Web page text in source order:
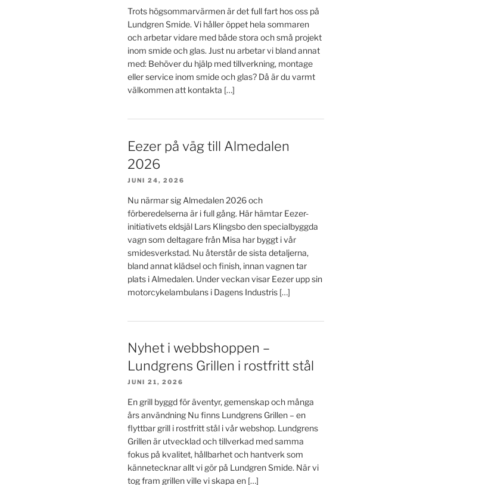
Trots högsommarvärmen är det full fart hos oss på
Lundgren Smide. Vi håller öppet hela sommaren
och arbetar vidare med både stora och små projekt
inom smide och glas. Just nu arbetar vi bland annat
med: Behöver du hjälp med tillverkning, montage
eller service inom smide och glas? Då är du varmt
välkommen att kontakta […]
Eezer på väg till Almedalen
2026
JUNI 24, 2026
Nu närmar sig Almedalen 2026 och
förberedelserna är i full gång. Här hämtar Eezer-
initiativets eldsjäl Lars Klingsbo den specialbyggda
vagn som deltagare från Misa har byggt i vår
smidesverkstad. Nu återstår de sista detaljerna,
bland annat klädsel och finish, innan vagnen tar
plats i Almedalen. Under veckan visar Eezer upp sin
motorcykelambulans i Dagens Industris […]
Nyhet i webbshoppen –
Lundgrens Grillen i rostfritt stål
JUNI 21, 2026
En grill byggd för äventyr, gemenskap och många
års användning Nu finns Lundgrens Grillen – en
flyttbar grill i rostfritt stål i vår webshop. Lundgrens
Grillen är utvecklad och tillverkad med samma
fokus på kvalitet, hållbarhet och hantverk som
kännetecknar allt vi gör på Lundgren Smide. När vi
tog fram grillen ville vi skapa en […]